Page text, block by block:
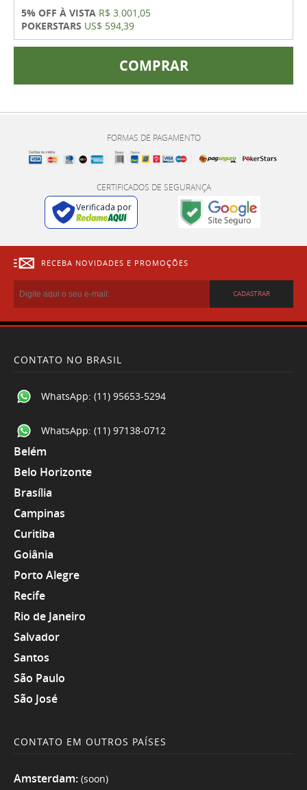
5% OFF À VISTA R$ 3.001,05
POKERSTARS US$ 594,39
COMPRAR
FORMAS DE PAGAMENTO
CERTIFICADOS DE SEGURANÇA
Verificada por
RECEBA NOVIDADES E PROMOÇÕES
CADASTRAR
CONTATO NO BRASIL
WhatsApp: (11) 95653-5294
WhatsApp: (11) 97138-0712
Belém
Belo Horizonte
Brasília
Campinas
Curitiba
Goiânia
Porto Alegre
Recife
Rio de Janeiro
Salvador
Santos
São Paulo
São José
CONTATO EM OUTROS PAÍSES
Amsterdam: (soon)